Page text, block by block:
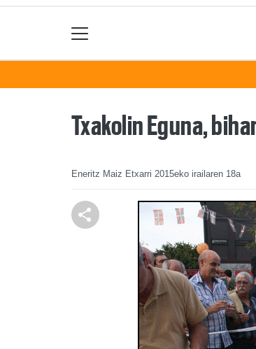
Txakolin Eguna,
Eneritz Maiz Etxarri 2015eko irailaren 18a